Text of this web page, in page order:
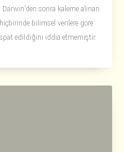
sonra kaleme alınan
bilimsel verilere göre
edildiğini iddia etmemiştir.